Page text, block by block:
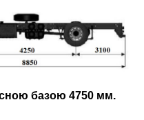
базою 4750 мм.